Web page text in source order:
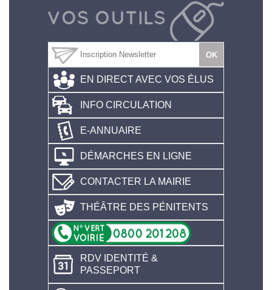
EN DIRECT AVEC VOS ÉLUS
INFO CIRCULATION
E-ANNUAIRE
DÉMARCHES EN LIGNE
CONTACTER LA MAIRIE
THÉÂTRE DES PÉNITENTS
RDV IDENTITÉ &
PASSEPORT